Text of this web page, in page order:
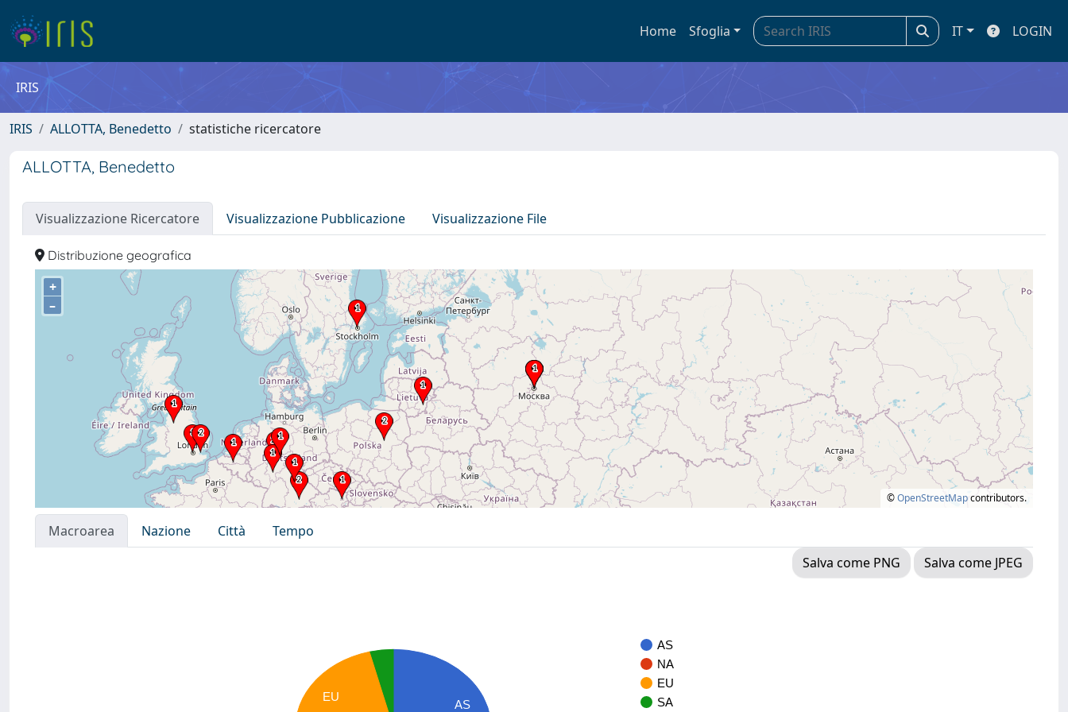
Home Sfoglia IT LOGIN
IRIS
IRIS ALLOTTA, Benedetto statistiche ricercatore
ALLOTTA, Benedetto
Visualizzazione Ricercatore Visualizzazione Pubblicazione Visualizzazione File
Distribuzione geografica
+
–
©OpenStreetMapcontributors.
Macroarea Nazione Città
Tempo
Salva come PNG
Salva come JPEG
AS
NA
EU
SA
AS
EU